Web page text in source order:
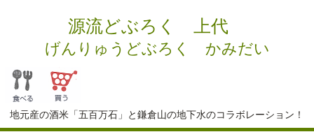
源流どぶろく 上代
げんりゅうどぶろく かみだい
地元産の酒米「五百万石」と鎌倉山の地下水のコラボレーション！